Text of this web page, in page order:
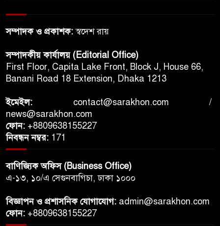
সম্পাদক ও প্রকাশক:স্বদেশ রায়
সম্পাদকীয় কার্যালয় (Editorial Office)
First Floor, Capita Lake Front, Block J, House 66,
Banani Road 18 Extension, Dhaka 1213
ইমেইল: contact@sarakhon.com /
news@sarakhon.com
ফোন: +8809638155227
নিবন্ধন নম্বর: 171
বাণিজ্যিক অফিস (Business Office)
এ-১৩, ১০/এ সেগুনবাগিচা, ঢাকা ১০০০
বিজ্ঞাপন ও প্রশাসনিক যোগাযোগ: admin@sarakhon.com
ফোন: +8809638155227